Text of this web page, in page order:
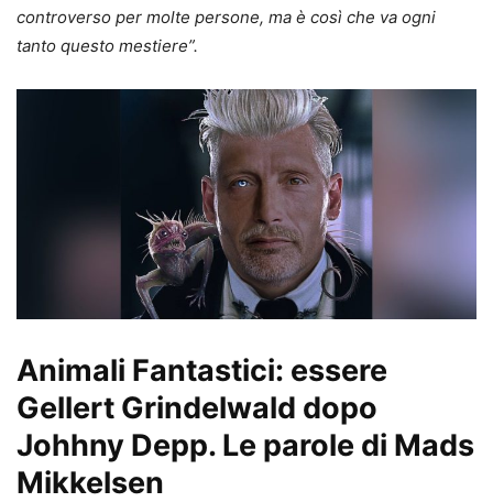
controverso per molte persone, ma è così che va ogni
tanto questo mestiere”.
Animali Fantastici: essere
Gellert Grindelwald dopo
Johhny Depp. Le parole di Mads
Mikkelsen